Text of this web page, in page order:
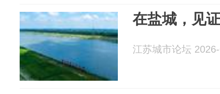
在盐城，见
江苏城市论坛